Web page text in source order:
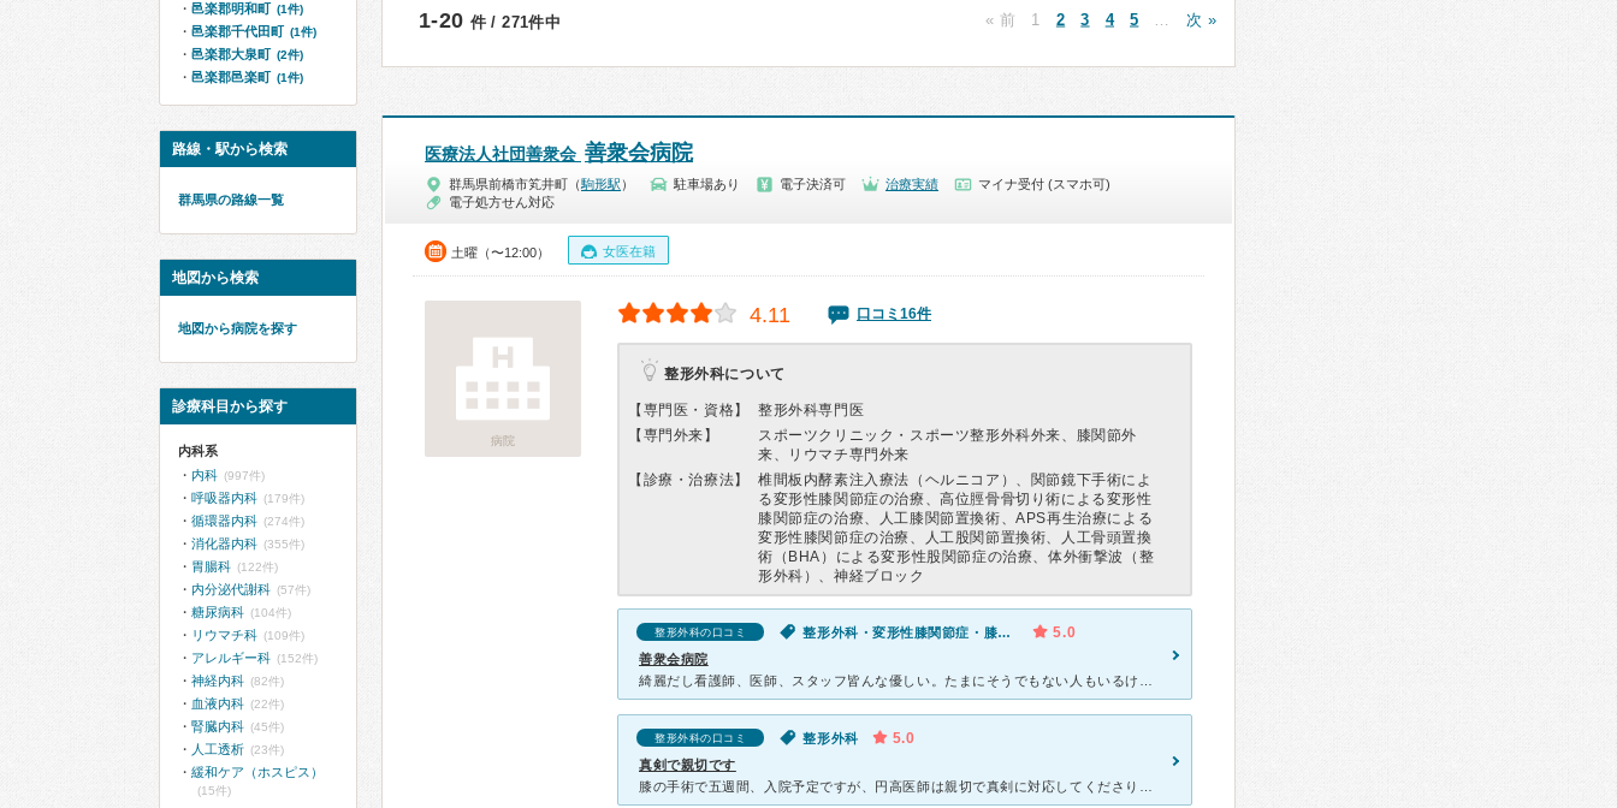
1-20 件 / 271件中 « 前 1 2 3 4 5 次 »
医療法人社団善衆会 善衆会病院
群馬県前橋市笂井町（駒形駅 ） 駐車場あり 電子決済可 治療実績
マイナ受付 (スマホ可)
電子処方せん対応
土曜（〜12:00） 女医在籍
病院
4.11 口コミ16件
整形外科について
【専門医・資格】
整形外科専門医
【専門外来】
スポーツクリニック・スポーツ整形外科外来、膝関節外
来、リウマチ専門外来
【診療・治療法】
椎間板内酵素注入療法（ヘルニコア）、関節鏡下手術によ
る変形性膝関節症の治療、高位脛骨骨切り術による変形性
膝関節症の治療、人工膝関節置換術、APS再生治療による
変形性膝関節症の治療、人工股関節置換術、人工骨頭置換
術（BHA）による変形性股関節症の治療、体外衝撃波（整
形外科）、神経ブロック
整形外科の口コミ 整形外科・変形性膝関節症・膝の痛み 5.0
善衆会病院
整形外科の口コミ 整形外科 5.0
真剣で親切です
邑楽郡明和町 (1件)
邑楽郡千代田町 (1件)
邑楽郡大泉町 (2件)
邑楽郡邑楽町 (1件)
路線・駅から検索
群馬県の路線一覧
地図から検索
地図から病院を探す
診療科目から探す
内科系
内科 (997件)
呼吸器内科 (179件)
循環器内科 (274件)
消化器内科 (355件)
胃腸科 (122件)
内分泌代謝科 (57件)
糖尿病科 (104件)
リウマチ科 (109件)
アレルギー科 (152件)
神経内科 (82件)
血液内科 (22件)
腎臓内科 (45件)
人工透析 (23件)
緩和ケア（ホスピス）
(15件)